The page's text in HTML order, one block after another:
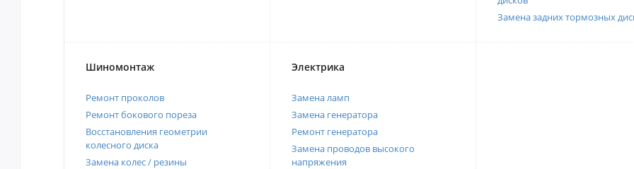
Замена задних тормозных
Шиномонтаж
Ремонт проколов
Ремонт бокового пореза
Восстановления геометрии
колесного диска
Замена колес / резины
Электрика
Замена ламп
Замена генератора
Ремонт генератора
Замена проводов высокого
напряжения